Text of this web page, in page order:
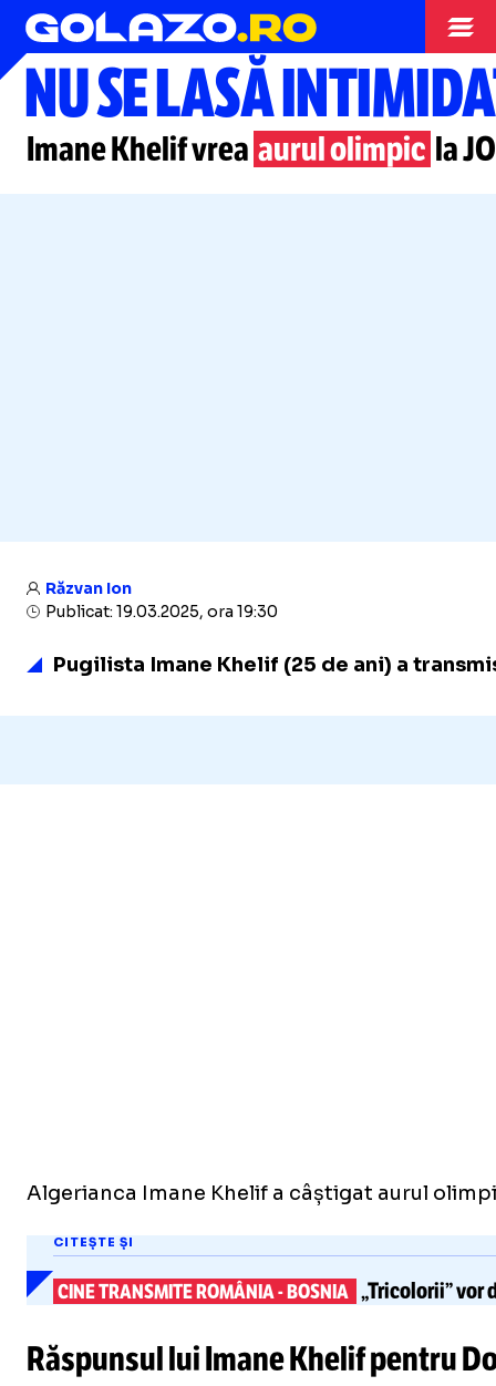
Box
NU SE LASĂ
Imane Khelif vrea aurul olimpic la
Răzvan Ion
Publicat: 19.03.2025, ora 19:30
Pugilista Imane Khelif (25 de ani) a
Algerianca Imane Khelif a câștigat aurul
CITEȘTE ȘI
CINE TRANSMITE ROMÂNIA-BOSNIA „Tricolorii” vor
Răspunsul lui Imane Khelif pentru